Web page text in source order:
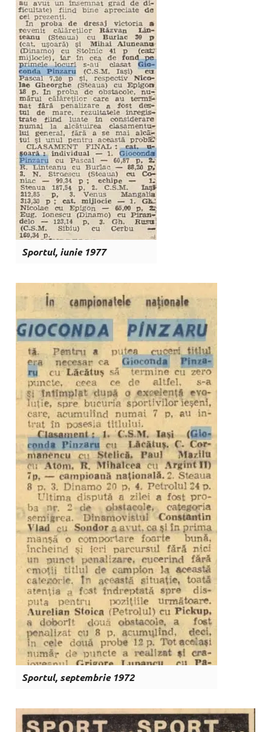
Sportul, iunie 1977
Sportul, septembrie 1972